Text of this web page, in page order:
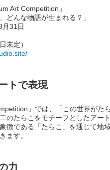
Art Competition」
どんな物語が生まれる？」
月31日
未定）
トで表現
」では、「この世界がた
のたらこをモチーフとしたアー
徴である「たらこ」を通じて地
ます。
力